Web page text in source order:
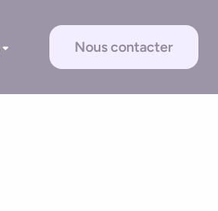
Nous contacter